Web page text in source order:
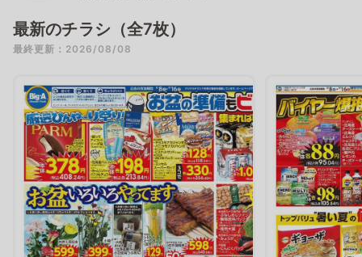
最新のチラシ（全7枚）
最終更新：2026/08/08